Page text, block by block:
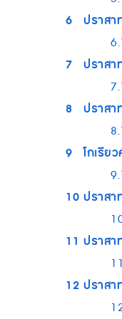
6 ปราสา
7 ปราสา
8 ปราสา
9 โกเรีย
10 ปราสา
11 ปราสา
12 ปราสา